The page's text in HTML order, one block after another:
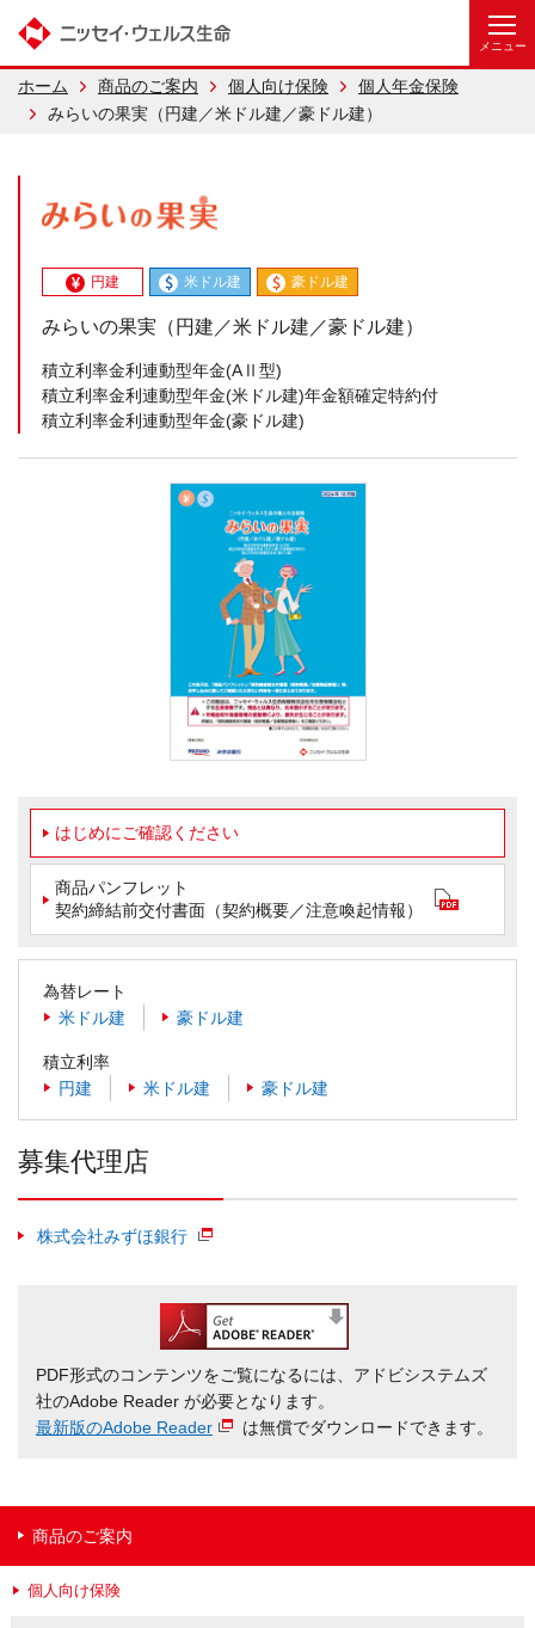
ホーム 商品のご案内 個人向け保険
個人年金保険
みらいの果実（円建／米ドル建／豪ドル建）
円建 米ドル建 豪ドル建
みらいの果実（円建／米ドル建／豪ドル建）
積立利率金利連動型年金(AⅡ型)
積立利率金利連動型年金(米ドル建)年金額確定特約付
積立利率金利連動型年金(豪ドル建)
はじめにご確認ください
商品パンフレット
契約締結前交付書面（契約概要／注意喚起情報）
為替レート
米ドル建
豪ドル建
積立利率
円建
米ドル建 豪ドル建
募集代理店
株式会社みずほ銀行
PDF形式のコンテンツをご覧になるには、アドビシステムズ
社のAdobe Reader が必要となります。
最新版のAdobe Reader
は無償でダウンロードできます。
商品のご案内
個人向け保険